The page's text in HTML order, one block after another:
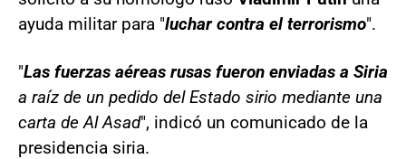
ayuda militar para "luchar contra el terrorismo".
"Las fuerzas aéreas rusas fueron enviadas a Siria
a raíz de un pedido del Estado sirio mediante una
carta de Al Asad", indicó un comunicado de la
presidencia siria.